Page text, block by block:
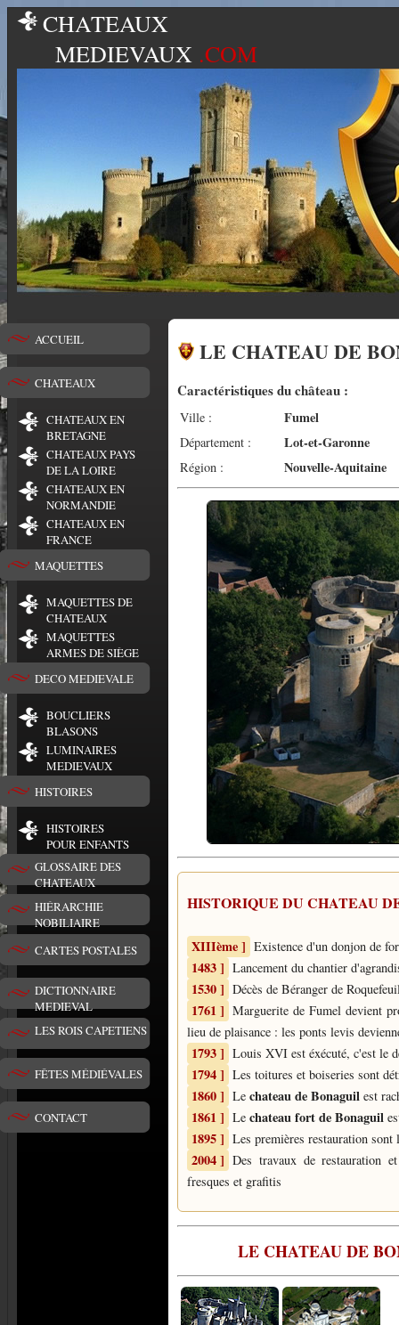
CHATEAUX
MEDIEVAUX .COM
ACCUEIL
CHATEAUX
CHATEAUX EN
BRETAGNE
CHATEAUX PAYS
DE LA LOIRE
CHATEAUX EN
NORMANDIE
CHATEAUX EN
FRANCE
MAQUETTES
MAQUETTES DE
CHATEAUX
MAQUETTES
ARMES DE SIÈGE
DECO MEDIEVALE
BOUCLIERS
BLASONS
LUMINAIRES
MEDIEVAUX
HISTOIRES
HISTOIRES
POUR ENFANTS
GLOSSAIRE DES
CHATEAUX
HIÉRARCHIE
NOBILIAIRE
CARTES POSTALES
DICTIONNAIRE
MEDIEVAL
LES ROIS CAPETIENS
FÊTES MÉDIÉVALES
CONTACT
LE CHATEAU DE
Caractéristiques du château :
Ville : Fumel
Département : Lot-et-Garonne
Région : Nouvelle-Aquitaine
HISTORIQUE DUCHATEAU
XIIIème ] Existence d'un donjon de
1483 ] Lancement du chantier
1530 ] Décès de Béranger de
1761 ] Marguerite de Fumel devient
lieu de plaisance : les ponts levis
1793 ] Louis XVI est éxécuté, c'est le
1794 ] Les toitures et boiseries sont
1860 ] Le chateau de Bonaguil est
1861 ] Le chateau fort de Bonaguil
1895 ] Les premières restauration sont
2004 ] Des travaux de restauration
fresques et grafitis
LE CHATEAU DE